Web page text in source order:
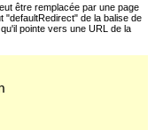
être remplacée par une page
"defaultRedirect" de la balise de
pointe vers une URL de la